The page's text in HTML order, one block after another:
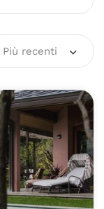
Più recenti